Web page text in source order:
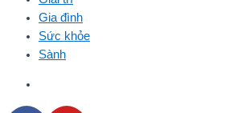
Gia đình
Sức khỏe
Sành